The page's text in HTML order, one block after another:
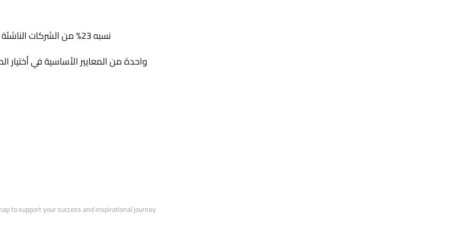
> نسبه 23% من الشركات الناشئة بتفشل لأسباب خاصة بالشركاء المؤسسين و اختيارهم لبعض
> واحدة من المعايير الأساسية في
to support your success and inspirational journey